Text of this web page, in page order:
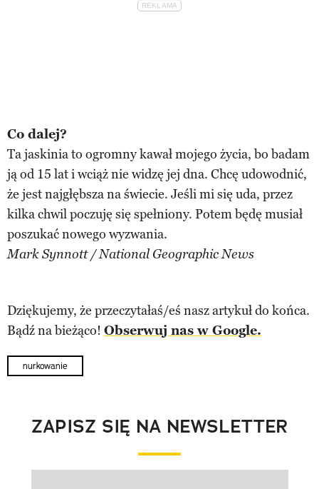
Co dalej?
Ta jaskinia to ogromny kawał mojego życia, bo badam
ją od 15 lat i wciąż nie widzę jej dna. Chcę udowodnić,
że jest najgłębsza na świecie. Jeśli mi się uda, przez
kilka chwil poczuję się spełniony. Potem będę musiał
poszukać nowego wyzwania.
Mark Synnott / National Geographic News
Dziękujemy, że przeczytałaś/eś nasz artykuł do końca.
Bądź na bieżąco! Obserwuj nas w Google.
nurkowanie
ZAPISZ SIĘ NA NEWSLETTER